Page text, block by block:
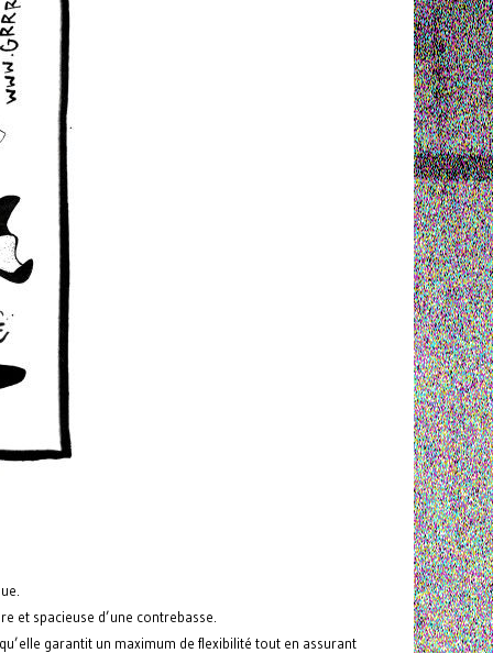
et spacieuse d’une contrebasse.
garantit un maximum de flexibilité tout en assurant